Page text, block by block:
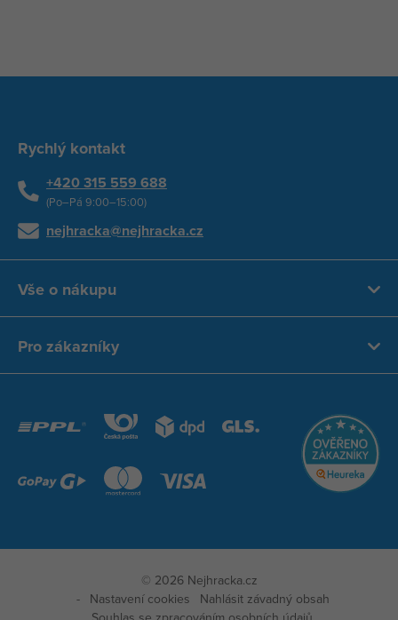
Rychlý kontakt
+420 315 559 688
(Po–Pá 9:00–15:00)
nejhracka@nejhracka.cz
Vše o nákupu
Pro zákazníky
© 2026 Nejhracka.cz
Nastavení cookies
Nahlásit závadný obsah